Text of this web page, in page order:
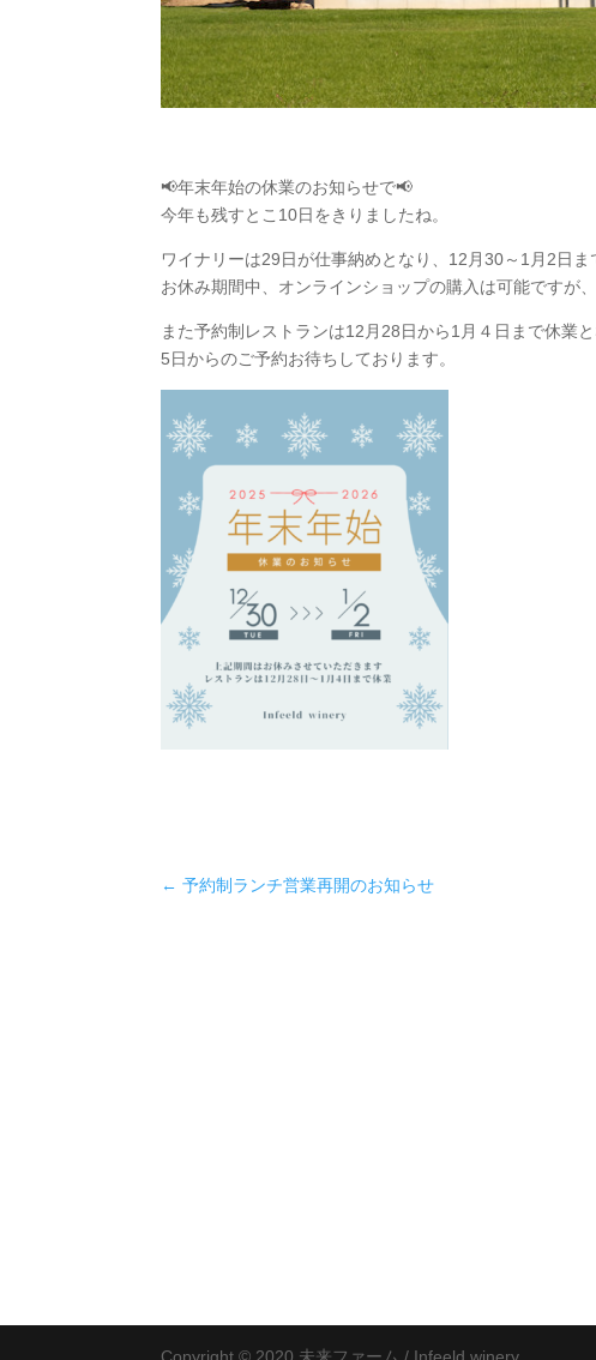
📢年末年始の休業のお知らせで📢
今年も残すとこ10日をきりましたね。
ワイナリーは29日が仕事納めとなり、12月30～1月2日ま
お休み期間中、オンラインショップの購入は可能ですが
また予約制レストランは12月28日から1月４日まで休業と
5日からのご予約お待ちしております。
←予約制ランチ営業再開のお知らせ